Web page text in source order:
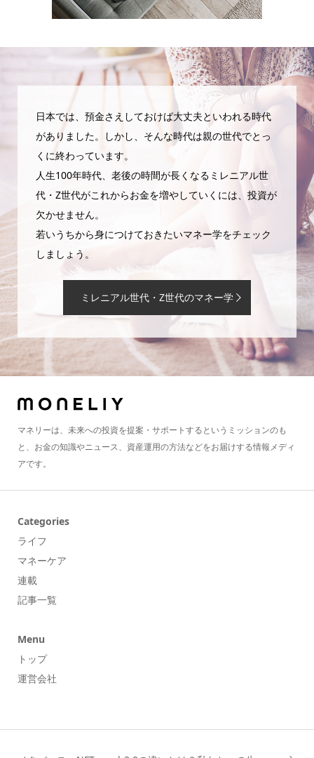
日本では、預金さえしておけば大丈夫といわれる時代
がありました。しかし、そんな時代は親の世代でとっ
くに終わっています。
人生100年時代、老後の時間が長くなるミレニアル世
代・Z世代がこれからお金を増やしていくには、投資が
欠かせません。
若いうちから身につけておきたいマネー学をチェック
しましょう。
ミレニアル世代・Z世代のマネー学
マネリーは、未来への投資を提案・サポートするというミッションのも
と、お金の知識やニュース、資産運用の方法などをお届けする情報メディ
アです。
Categories
ライフ
マネーケア
連載
記事一覧
Menu
トップ
運営会社